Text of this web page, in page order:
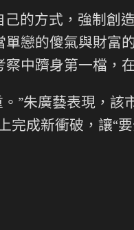
的方式，強制創
戀的傻氣與財富
察中躋身第一檔，
”朱廣藝表現，該
完成新衝破，讓“